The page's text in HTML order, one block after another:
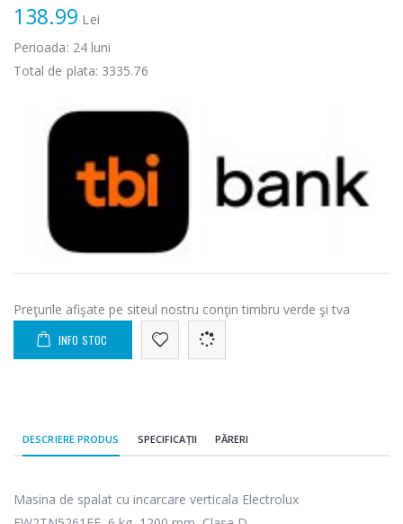
138.99 Lei
Perioada: 24luni
Total de plata: 3335.76
Preţurile afişate pe siteul nostru conţin timbru verde şi tva
INFO STOC
DESCRIERE PRODUS SPECIFICAȚII PĂRERI
Masina de spalat cu incarcare verticala Electrolux